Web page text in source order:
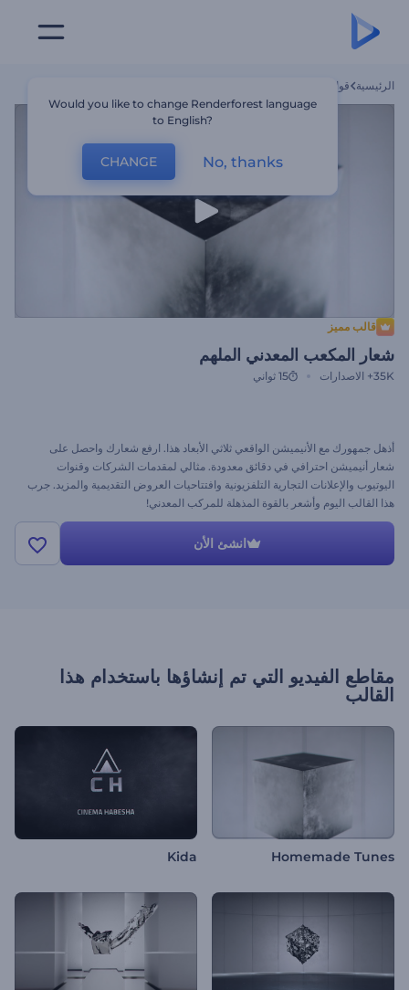
الرئيسية قوالب
قالب مميز
شعار المكعب المعدني الملهم
35K+ الاصدارات 15 ثواني
أذهل جمهورك مع الأنيميشن الواقعي ثلاثي الأبعاد هذا. ارفع شعارك واحصل على
شعار أنيميشن احترافي في دقائق معدودة. مثالي لمقدمات الشركات وقنوات
اليوتيوب والإعلانات التجارية التلفزيونية وافتتاحيات العروض التقديمية والمزيد. جرب
هذا القالب اليوم وأشعر بالقوة المذهلة للمركب المعدني!
انشئ الأن
مقاطع الفيديو التي تم إنشاؤها باستخدام هذا
القالب
Homemade Tunes
Kida
Would you like to change Renderforest language
to English?
CHANGE No, thanks